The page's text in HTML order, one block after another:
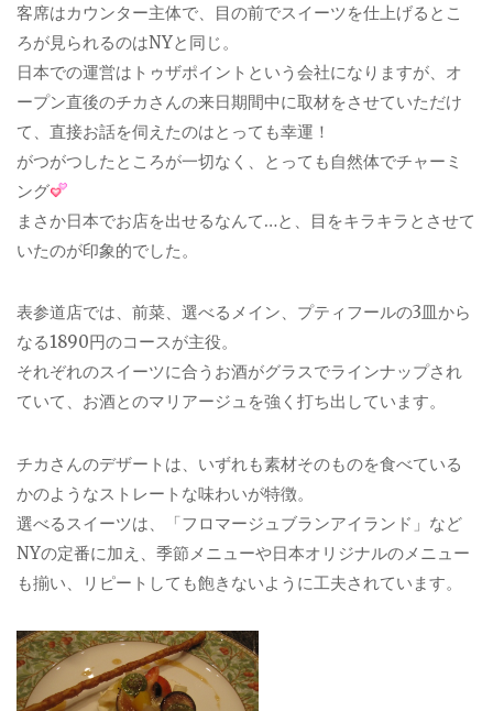
客席はカウンター主体で、目の前でスイーツを仕上げるとこ
ろが見られるのはNYと同じ。
日本での運営はトゥザポイントという会社になりますが、オ
ープン直後のチカさんの来日期間中に取材をさせていただけ
て、直接お話を伺えたのはとっても幸運！
がつがつしたところが一切なく、とっても自然体でチャーミ
ング
まさか日本でお店を出せるなんて…と、目をキラキラとさせて
いたのが印象的でした。
表参道店では、前菜、選べるメイン、プティフールの3皿から
なる1890円のコースが主役。
それぞれのスイーツに合うお酒がグラスでラインナップされ
ていて、お酒とのマリアージュを強く打ち出しています。
チカさんのデザートは、いずれも素材そのものを食べている
かのようなストレートな味わいが特徴。
選べるスイーツは、「フロマージュブランアイランド」など
NYの定番に加え、季節メニューや日本オリジナルのメニュー
も揃い、リピートしても飽きないように工夫されています。